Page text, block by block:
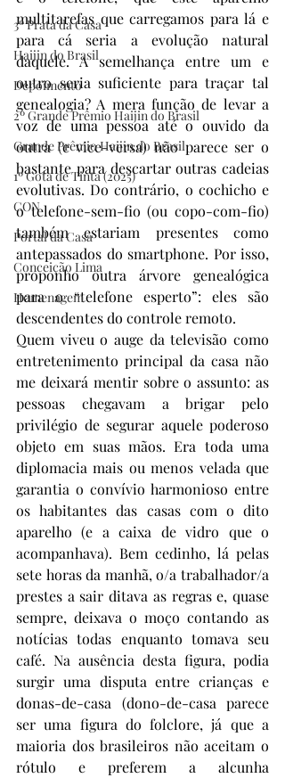
3º Prata da Casa
Haijin do Brasil
Depoimento
2º Grande Prêmio Haijin do Brasil
Grande Prêmio Haijin do Brasil
1º Gota de Tinta (2025)
CON
Portal da Casa
Conceição Lima
Homenagem
multitarefas que carregamos para lá e
para cá seria a evolução natural
daquele. A semelhança entre um e
outro seria suficiente para traçar tal
genealogia? A mera função de levar a
voz de uma pessoa até o ouvido da
outra (e vice-versa) não parece ser o
bastante para descartar outras cadeias
evolutivas. Do contrário, o cochicho e
o telefone-sem-fio (ou copo-com-fio)
também estariam presentes como
antepassados do smartphone. Por isso,
proponho outra árvore genealógica
para o “telefone esperto”: eles são
descendentes do controle remoto.
Quem viveu o auge da televisão como
entretenimento principal da casa não
me deixará mentir sobre o assunto: as
pessoas chegavam a brigar pelo
privilégio de segurar aquele poderoso
objeto em suas mãos. Era toda uma
diplomacia mais ou menos velada que
garantia o convívio harmonioso entre
os habitantes das casas com o dito
aparelho (e a caixa de vidro que o
acompanhava). Bem cedinho, lá pelas
sete horas da manhã, o/a trabalhador/a
prestes a sair ditava as regras e, quase
sempre, deixava o moço contando as
notícias todas enquanto tomava seu
café. Na ausência desta figura, podia
surgir uma disputa entre crianças e
donas-de-casa (dono-de-casa parece
ser uma figura do folclore, já que a
maioria dos brasileiros não aceitam o
rótulo e preferem a alcunha